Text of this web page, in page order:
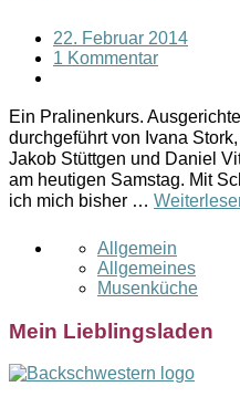
22. Februar 2014
1 Kommentar
Ein Pralinenkurs.
durchgeführt von Ivana
Jakob Stüttgen und Daniel
am heutigen Samstag. Mit
ich mich bisher …
Allgemein
Allgemeines
Musenküche
Mein Lieblingsladen